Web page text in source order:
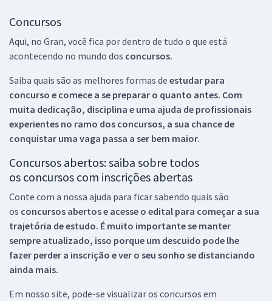
Concursos
Aqui, no Gran, você fica por dentro de tudo o que está
acontecendo no mundo dos concursos.
Saiba quais são as melhores formas de estudar para
concurso e comece a se preparar o quanto antes. Com
muita dedicação, disciplina e uma ajuda de profissionais
experientes no ramo dos concursos, a sua chance de
conquistar uma vaga passa a ser bem maior.
Concursos abertos: saiba sobre todos
os concursos com inscrições abertas
Conte com a nossa ajuda para ficar sabendo quais são
os concursos abertos e acesse o edital para começar a sua
trajetória de estudo. É muito importante se manter
sempre atualizado, isso porque um descuido pode lhe
fazer perder a inscrição e ver o seu sonho se distanciando
ainda mais.
Em nosso site, pode-se visualizar os concursos em